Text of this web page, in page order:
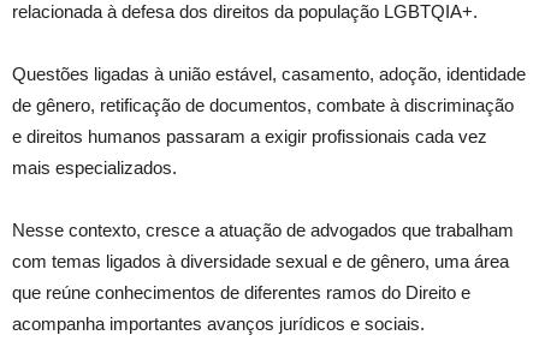
relacionada à defesa dos direitos da população LGBTQIA+.
Questões ligadas à união estável, casamento, adoção, identidade
de gênero, retificação de documentos, combate à discriminação
e direitos humanos passaram a exigir profissionais cada vez
mais especializados.
Nesse contexto, cresce a atuação de advogados que trabalham
com temas ligados à diversidade sexual e de gênero, uma área
que reúne conhecimentos de diferentes ramos do Direito e
acompanha importantes avanços jurídicos e sociais.